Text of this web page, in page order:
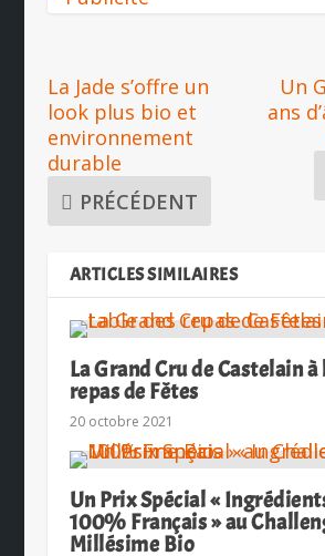
La Jade s’offre un
look plus bio et
environnement
durable
PRÉCÉDENT
Un
ans
ARTICLES SIMILAIRES
La Grand Cru de Castelain
repas de Fêtes
20 octobre 2021
Un Prix Spécial «
100% Français » au
Millésime Bio